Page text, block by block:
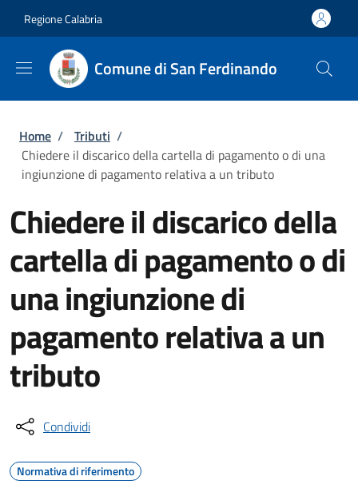
Regione Calabria
Comune di San Ferdinando
Briciole di pane
Home / Tributi /
Chiedere il discarico della cartella di pagamento o di una
ingiunzione di pagamento relativa a un tributo
Chiedere il discarico della
cartella di pagamento o di
una ingiunzione di
pagamento relativa a un
tributo
Condividi
Normativa di riferimento